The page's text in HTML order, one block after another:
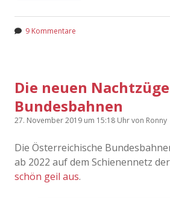
9 Kommentare
Die neuen
Bundesbahnen
27. November 2019 um 15:18 Uhrvon Ronny
Die Österreichische
ab 2022 auf dem Schienennetz
schön geil aus.